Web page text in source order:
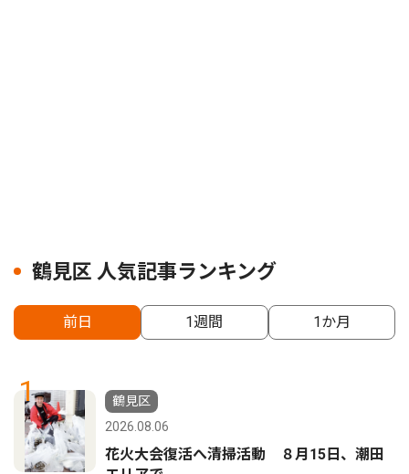
鶴見区 人気記事ランキング
前日 1週間 1か月
1
鶴見区
2026.08.06
花火大会復活へ清掃活動 ８月15日、潮田